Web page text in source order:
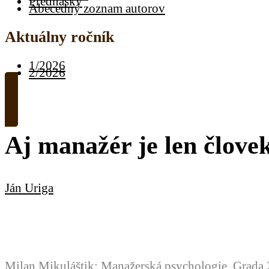
Abecedný zoznam autorov
Aktuálny ročník
1/2026
2/2026
Aj manažér je len
Ján Uriga
Milan Mikuláštik: Manažerská psychologie. Grada